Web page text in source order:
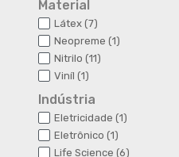
Material
Látex 77
produtos
Neopreme 11
Nitrilo 1111
Viníl 11
Indústria
Eletricidade 11
Eletrônico 11
produto
Life Science 66